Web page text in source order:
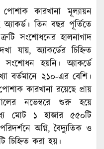
কারখানা মূল্যায়ন
তিন বছর পূর্তিতে
সংশোধনের হালনাগাদ
যায়, অ্যাকর্ডের চিহ্নিত
হয়নি। অ্যাকর্ডে
বর্তমানে ২১০-এর বেশি।
কারখানা রয়েছে প্রায়
নভেম্বরে শুরু হয়ে
মোট ১ হাজার ৫৫০টি
অগ্নি, বৈদ্যুতিক ও
চিহ্নিত করা হয়।